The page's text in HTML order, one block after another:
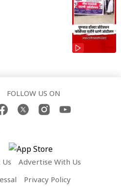
FOLLOW US ON
Advertise With Us
Privacy Policy